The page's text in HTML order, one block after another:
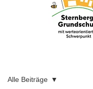
Alle Beiträge